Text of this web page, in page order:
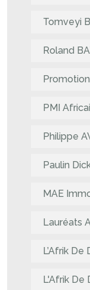
Tomveyi
Roland
PMI
Philippe
Paulin
MAE
Lauréats
L’Afrik De
L'Afrik De